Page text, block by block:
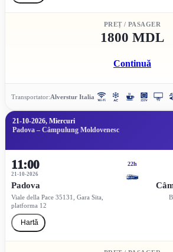
PREȚ / PASAGER
1800 MDL
Continuă
Transportator:Alverstur Italia
21-10-2026, Miercuri
Padova – Câmpulung Moldovenesc
11:00
21-10-2026
Padova
Viale della Pace 35131, Gara Sita,
platforma 12
Hartă
22h